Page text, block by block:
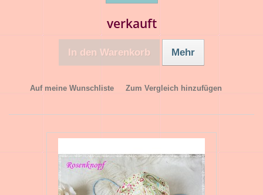
verkauft
In den Warenkorb Mehr
Auf meine Wunschliste Zum Vergleich hinzufügen